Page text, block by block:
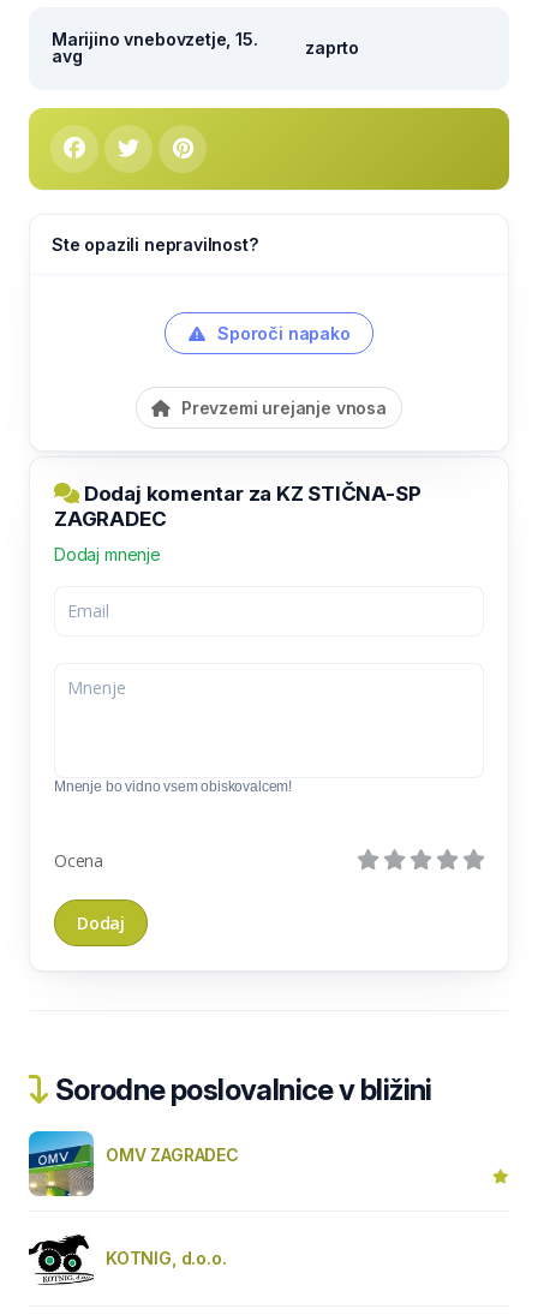
Marijino vnebovzetje, 15.
avg
zaprto
Ste opazili nepravilnost?
Sporoči napako
Prevzemi urejanje vnosa
Dodaj komentar za KZ STIČNA-SP
ZAGRADEC
Dodaj mnenje
Mnenje bo vidno vsem obiskovalcem!
Ocena
Sorodne poslovalnice v bližini
OMV ZAGRADEC
KOTNIG, d.o.o.